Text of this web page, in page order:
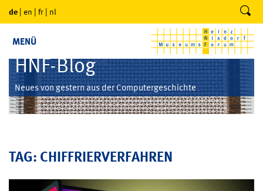
de | en | fr | nl
MENÜ
HNF-Blog
Neues von gestern aus der Computergeschichte
TAG: CHIFFRIERVERFAHREN